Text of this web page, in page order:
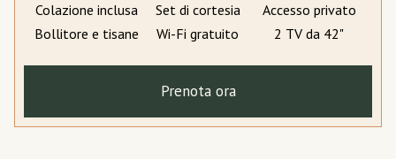
Colazione inclusa Set di cortesia
Accesso privato
Bollitore e tisane
Wi-Fi gratuito 2 TV da 42"
Prenota ora